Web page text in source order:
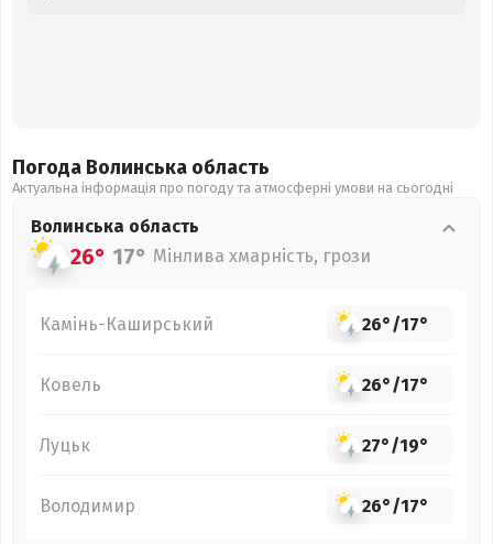
Погода Волинська область
Актуальна інформація про погоду та атмосферні умови на сьогодні
Волинська область
26° 17° Мінлива хмарність, грози
Камінь-Каширський 26°/17°
Ковель 26°/17°
Луцьк 27°/19°
Володимир 26°/17°